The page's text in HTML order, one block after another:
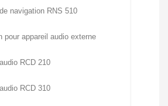
navigation RNS 510
pour appareil audio externe
RCD 210
RCD 310